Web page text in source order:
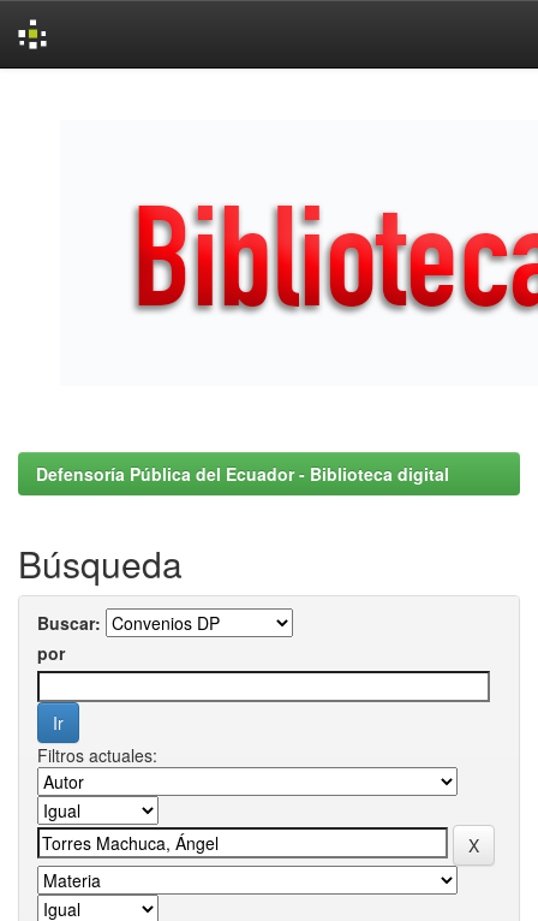
Defensoría Pública del Ecuador - Biblioteca digital
Búsqueda
Buscar:
por
Filtros actuales: